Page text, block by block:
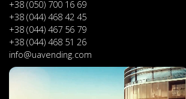
+38 (050) 700 16 69
+38 (044) 468 42 45
+38 (044) 467 56 79
+38 (044) 468 51 26
info@uavending.com